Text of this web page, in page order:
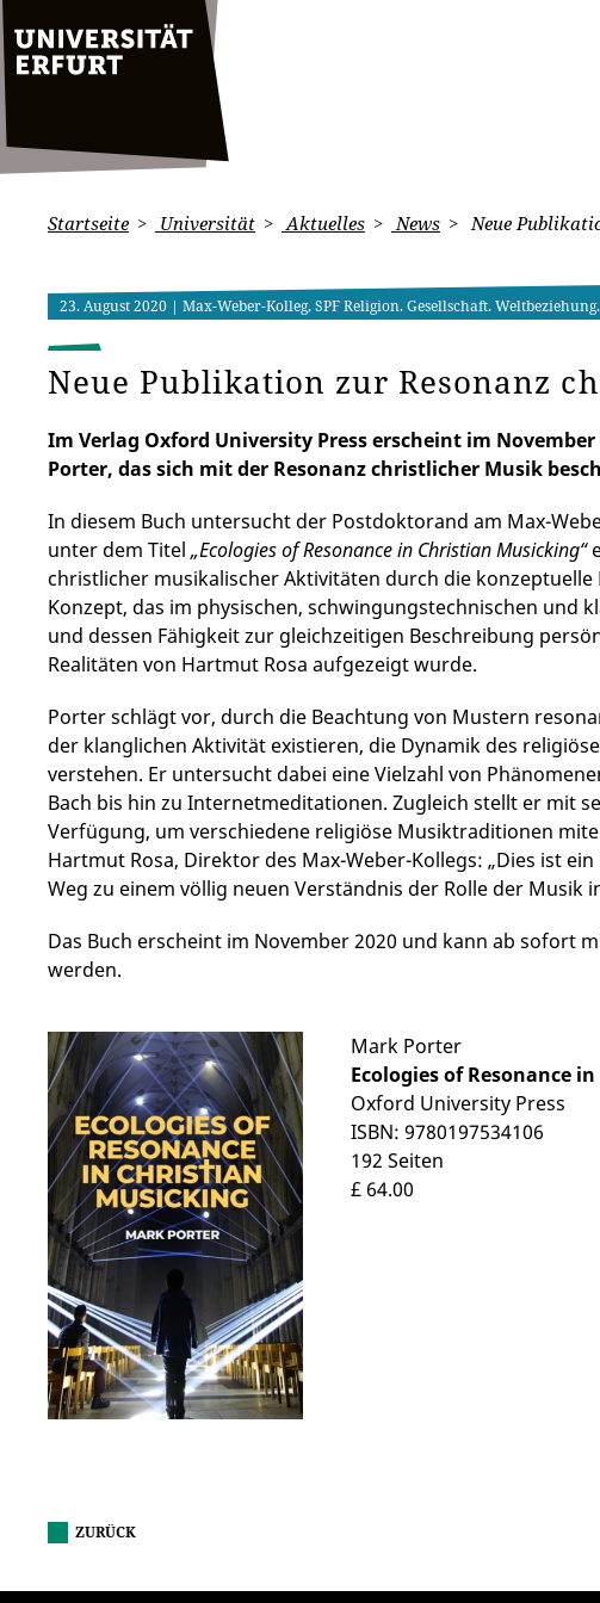
Startseite Universität Aktuelles News Neue
23. August 2020 | Max-Weber-Kolleg, SPF Religion. Gesellschaft.
Neue Publikation zur Resonanz
Im Verlag Oxford University Press erscheint im
Porter, das sich mit der Resonanz christlicher Musik
In diesem Buch untersucht der Postdoktorand am Max-
unter dem Titel „Ecologies of Resonance in Christian Musicking“
christlicher musikalischer Aktivitäten durch die konzeptuelle
Konzept, das im physischen, schwingungstechnischen und
und dessen Fähigkeit zur gleichzeitigen Beschreibung
Realitäten von Hartmut Rosa aufgezeigt wurde.
Porter schlägt vor, durch die Beachtung von Mustern
der klanglichen Aktivität existieren, die Dynamik des
verstehen. Er untersucht dabei eine Vielzahl von
Bach bis hin zu Internetmeditationen. Zugleich stellt er mit
Verfügung, um verschiedene religiöse Musiktraditionen
Hartmut Rosa, Direktor des Max-Weber-Kollegs: „Dies ist
Weg zu einem völlig neuen Verständnis der Rolle der Musik
Das Buch erscheint im November 2020 und kann ab sofort
werden.
Mark Porter
Ecologies of Resonance
Oxford University Press
ISBN: 9780197534106
192 Seiten
£ 64.00
ZURÜCK